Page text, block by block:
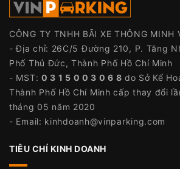
CÔNG TY TNHH BÃI XE THÔNG MINH
- Địa chỉ: 26C/5 Đường 210, P. Tăng
Phố Thủ Đức, Thành Phố Hồ Chí Minh
- MST: 0 3 1 5 0 0 3 0 6 8 do Sở Kế
Thành Phố Hồ Chí Minh cấp thay đổi
tháng 05 năm 2020
- Email: kinhdoanh@vinparking.com
TIÊU CHÍ KINH DOANH